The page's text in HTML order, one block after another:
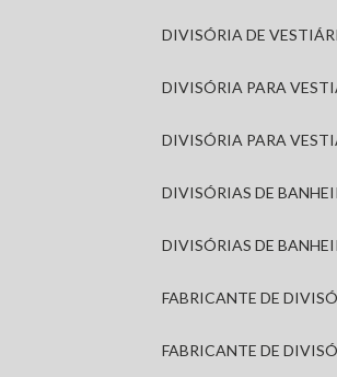
DIVISÓRIA DE
DIVISÓRIA PARA
DIVISÓRIA PARA
DIVISÓRIAS DE
DIVISÓRIAS DE
FABRICANTE DE
FABRICANTE DE